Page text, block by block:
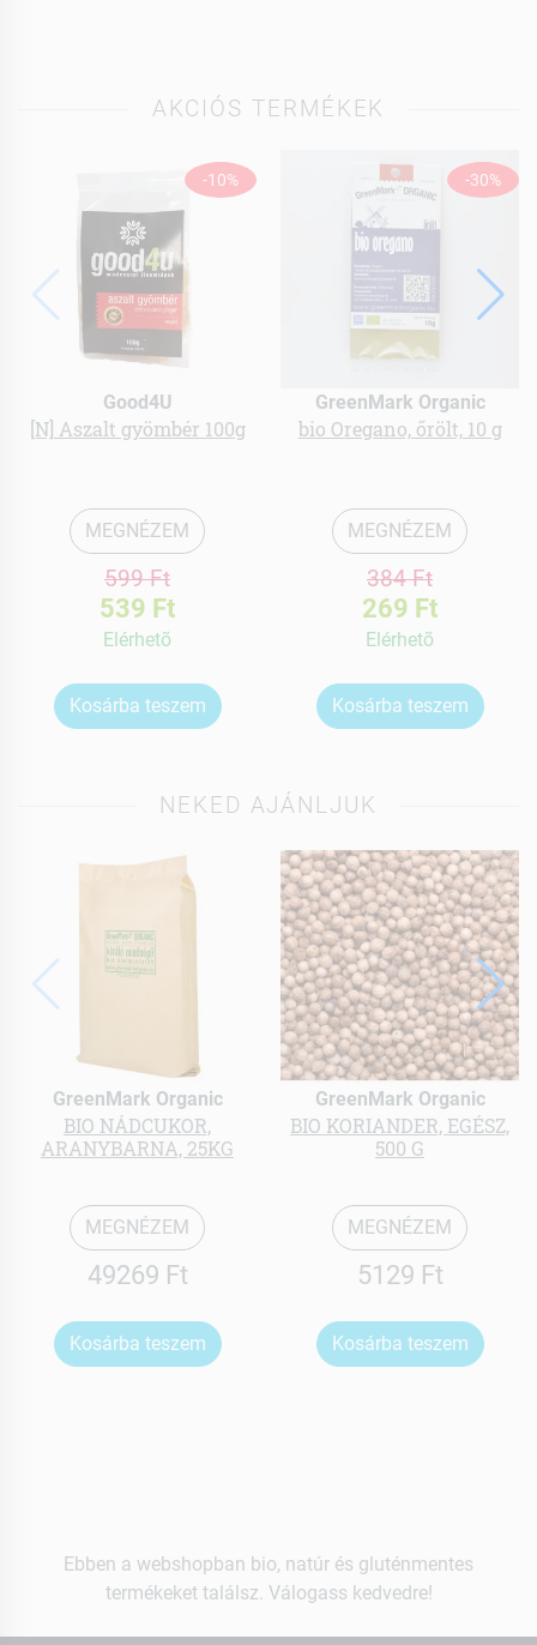
AKCIÓS TERMÉKEK
-10%
Good4U
[N] Aszalt gyömbér 100g
MEGNÉZEM
599 Ft
539 Ft
Elérhetõ
Kosárba teszem
-30%
GreenMark Organic
bio Oregano, őrölt, 10 g
MEGNÉZEM
384 Ft
269 Ft
Elérhetõ
Kosárba teszem
NEKED AJÁNLJUK
GreenMark Organic
BIO NÁDCUKOR,
ARANYBARNA, 25KG
MEGNÉZEM
49269 Ft
Kosárba teszem
GreenMark Organic
BIO KORIANDER, EGÉSZ,
500 G
MEGNÉZEM
5129 Ft
Kosárba teszem
Ebben a webshopban bio, natúr és gluténmentes
termékeket találsz. Válogass kedvedre!